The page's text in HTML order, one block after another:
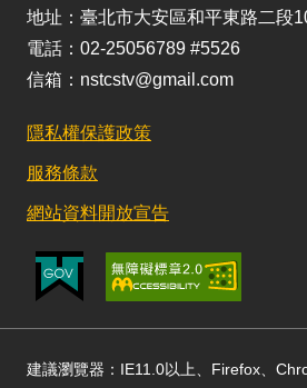
地址：臺北市大安區和平東路二段
電話：02-25056789 #5526
信箱：nstcstv@gmail.com
隱私權保護政策
服務條款
網站資料開放宣告
建議瀏覽器：IE11.0以上、Firefox、